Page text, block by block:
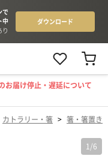
お届け停止・遅延について
カトラリー・箸 > 箸・箸置き
1 /6